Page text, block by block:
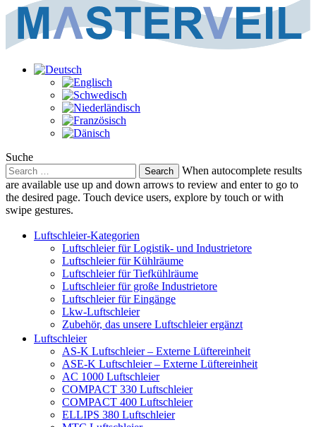
Suche
Search
for:
When autocomplete results
are available use up and down arrows to review and enter to go to
the desired page. Touch device users, explore by touch or with
swipe gestures.
Luftschleier-Kategorien
Luftschleier für Logistik- und Industrietore
Luftschleier für Kühlräume
Luftschleier für Tiefkühlräume
Luftschleier für große Industrietore
Luftschleier für Eingänge
Lkw-Luftschleier
Zubehör, das unsere Luftschleier ergänzt
Luftschleier
AS-K Luftschleier – Externe Lüftereinheit
ASE-K Luftschleier – Externe Lüftereinheit
AC 1000 Luftschleier
COMPACT 330 Luftschleier
COMPACT 400 Luftschleier
ELLIPS 380 Luftschleier